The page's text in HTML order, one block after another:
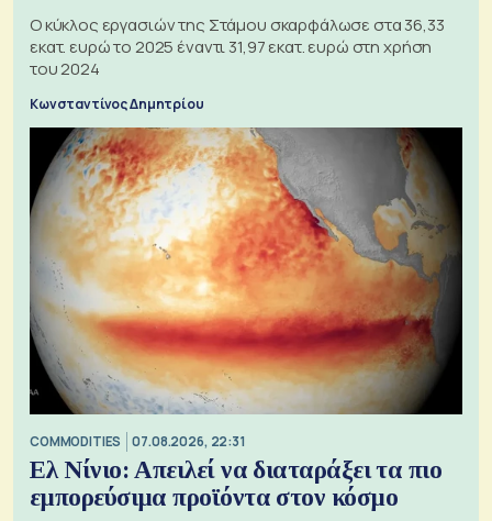
Ο κύκλος εργασιών της Στάμου σκαρφάλωσε στα 36,33
εκατ. ευρώ το 2025 έναντι 31,97 εκατ. ευρώ στη χρήση
του 2024
Κωνσταντίνος Δημητρίου
COMMODITIES 07.08.2026, 22:31
Ελ Νίνιο: Απειλεί να διαταράξει τα πιο
εμπορεύσιμα προϊόντα στον κόσμο